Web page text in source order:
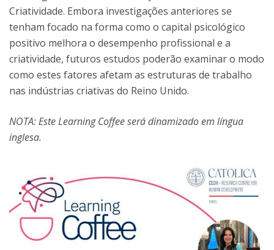
Criatividade. Embora investigações anteriores se
tenham focado na forma como o capital psicológico
positivo melhora o desempenho profissional e a
criatividade, futuros estudos poderão examinar o modo
como estes fatores afetam as estruturas de trabalho
nas indústrias criativas do Reino Unido.
NOTA: Este Learning Coffee será dinamizado em língua
inglesa.